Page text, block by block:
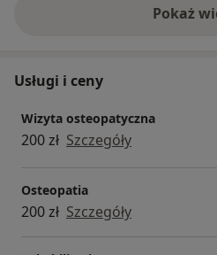
Pokaż o
Usługi i ceny
Wizyta osteopatyczna
200 zł Szczegóły
Osteopatia
200 zł Szczegóły